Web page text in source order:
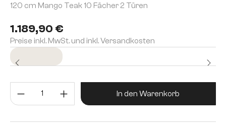
120 cm Mango Teak 10 Fächer 2 Türen
1.189,90 €
Preise inkl. MwSt. und inkl. Versandkosten
Produkt Anzahl: Gib den
In den Warenkorb